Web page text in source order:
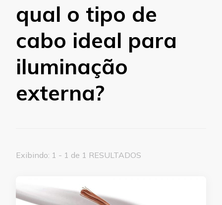
qual o tipo de
cabo ideal para
iluminação
externa?
Exibindo: 1 - 1 de 1 RESULTADOS